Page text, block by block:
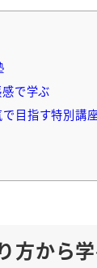
で学ぶ
目指す特別講
方から